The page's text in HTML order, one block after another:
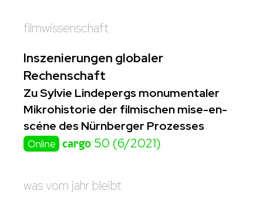
filmwissenschaft
Inszenierungen globaler
Rechenschaft
Zu Sylvie Lindepergs monumentaler
Mikrohistorie der filmischen mise-en-
scéne des Nürnberger Prozesses
Online cargo 50 (6/2021)
was vom jahr bleibt